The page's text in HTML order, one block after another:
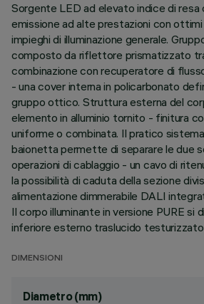
Sorgente LED ad elevato indice di
emissione ad alte prestazioni con
impieghi di illuminazione generale.
composto da riflettore prismatizzato
combinazione con recuperatore di
- una cover interna in policarbonato
gruppo ottico. Struttura esterna del
elemento in alluminio tornito - finitura
uniforme o combinata. Il pratico
baionetta permette di separare le due
operazioni di cablaggio - un cavo di
la possibilità di caduta della sezione
alimentazione dimmerabile DALI
Il corpo illuminante in versione PURE si
inferiore esterno traslucido
DIMENSIONI
Diametro (mm)